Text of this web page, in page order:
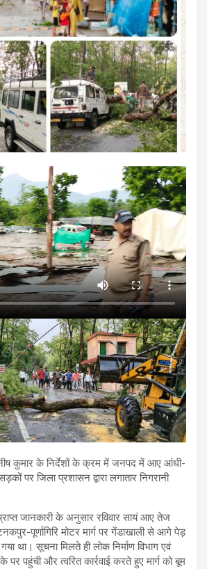
कुमार के निर्देशों के क्रम में जनपद में आए आंधी-
पर जिला प्रशासन द्वारा लगातार निगरानी
जानकारी के अनुसार रविवार सायं आए तेज
पूर्णागिरि मोटर मार्ग पर गेंडाखाली से आगे पेड़
था। सूचना मिलते ही लोक निर्माण विभाग एवं
पर पहुंची और त्वरित कार्रवाई करते हुए मार्ग को बूम